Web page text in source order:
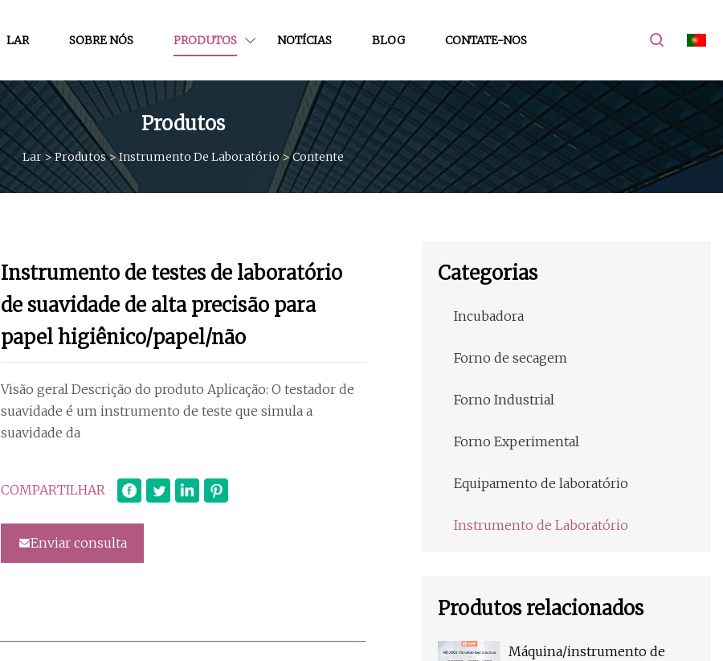
LAR SOBRE NÓS PRODUTOS NOTÍCIAS BLOG CONTATE-NOS
Produtos
Lar >Produtos>Instrumento De Laboratório>Contente
Instrumento de testes de laboratório
de suavidade de alta precisão para
papel higiênico/papel/não
Visão geral Descrição do produto Aplicação: O testador de
suavidade é um instrumento de teste que simula a
suavidade da
COMPARTILHAR
Enviar consulta
Categorias
Incubadora
Forno de secagem
Forno Industrial
Forno Experimental
Equipamento de laboratório
Instrumento de Laboratório
Produtos relacionados
Máquina/instrumento de